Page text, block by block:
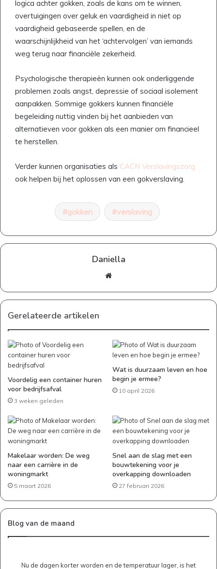
logica achter gokken, zoals de kans om te winnen,
overtuigingen over geluk en vaardigheid in niet op
vaardigheid gebaseerde spellen, en de
waarschijnlijkheid van het ‘achtervolgen’ van iemands
weg terug naar financiële zekerheid.
Psychologische therapieën kunnen ook onderliggende
problemen zoals angst, depressie of sociaal isolement
aanpakken. Sommige gokkers kunnen financiële
begeleiding nuttig vinden bij het aanbieden van
alternatieven voor gokken als een manier om financieel
te herstellen.
Verder kunnen organisaties als CACN Verslavingszorg
ook helpen bij het oplossen van een gokverslaving.
gokken verslaving
Daniella
Website
Gerelateerde artikelen
Voordelig een container huren
voor bedrijfsafval
3 weken geleden
Wat is duurzaam leven en hoe
begin je ermee?
10 april 2026
Makelaar worden: De weg
naar een carrière in de
woningmarkt
5 maart 2026
Snel aan de slag met een
bouwtekening voor je
overkapping downloaden
27 februari 2026
Blog van de maand
Nu de dagen korter worden en de temperatuur lager, is het